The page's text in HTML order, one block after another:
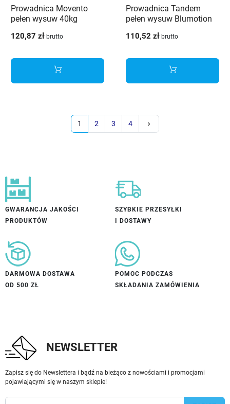
Prowadnica Movento
pełen wysuw 40kg
120,87 zł brutto
Prowadnica Tandem
pełen wysuw Blumotion
110,52 zł brutto
1 2 3 4 keyboard_arrow_right
GWARANCJA JAKOŚCI
PRODUKTÓW
SZYBKIE PRZESYŁKI
I DOSTAWY
DARMOWA DOSTAWA
OD 500 ZŁ
POMOC PODCZAS
SKŁADANIA ZAMÓWIENIA
NEWSLETTER
Zapisz się do Newslettera i bądź na bieżąco z nowościami i promocjami
pojawiającymi się w naszym sklepie!